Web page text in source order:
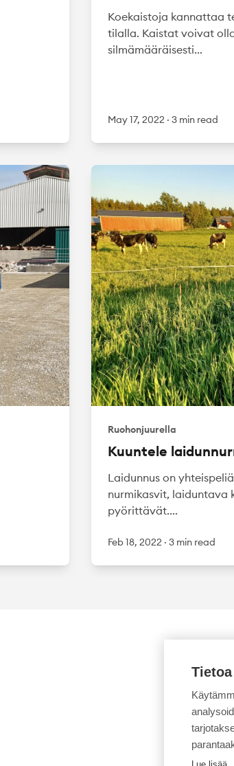
Koekaistoja kannattaa
tilalla. Kaistat voivat
silmämääräisesti...
May 17, 2022 · 3 min read
Ruohonjuurella
Kuuntele
Laidunnus on
nurmikasvit, laiduntava
pyörittävät....
Feb 18, 2022 · 3 min read